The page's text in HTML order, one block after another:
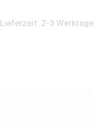
Lieferzeit: 2-3 Werktage